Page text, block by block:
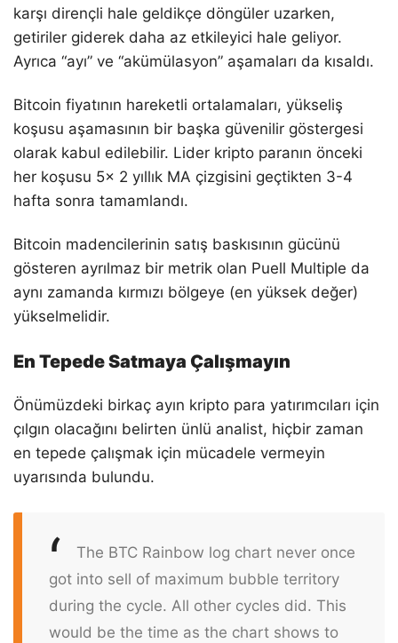
karşı dirençli hale geldikçe döngüler uzarken,
getiriler giderek daha az etkileyici hale geliyor.
Ayrıca “ayı” ve “akümülasyon” aşamaları da kısaldı.
Bitcoin fiyatının hareketli ortalamaları, yükseliş
koşusu aşamasının bir başka güvenilir göstergesi
olarak kabul edilebilir. Lider kripto paranın önceki
her koşusu 5x 2 yıllık MA çizgisini geçtikten 3-4
hafta sonra tamamlandı.
Bitcoin madencilerinin satış baskısının gücünü
gösteren ayrılmaz bir metrik olan Puell Multiple da
aynı zamanda kırmızı bölgeye (en yüksek değer)
yükselmelidir.
En Tepede Satmaya Çalışmayın
Önümüzdeki birkaç ayın kripto para yatırımcıları için
çılgın olacağını belirten ünlü analist, hiçbir zaman
en tepede çalışmak için mücadele vermeyin
uyarısında bulundu.
The BTC Rainbow log chart never once
got into sell of maximum bubble territory
during the cycle. All other cycles did. This
would be the time as the chart shows to